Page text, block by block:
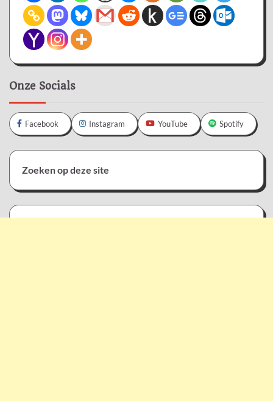
Onze Socials
Facebook Instagram YouTube Spotify
Zoeken op deze site